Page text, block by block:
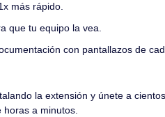
más rápido.
que tu equipo la vea.
con pantallazos de
la extensión y únete a
horas a minutos.